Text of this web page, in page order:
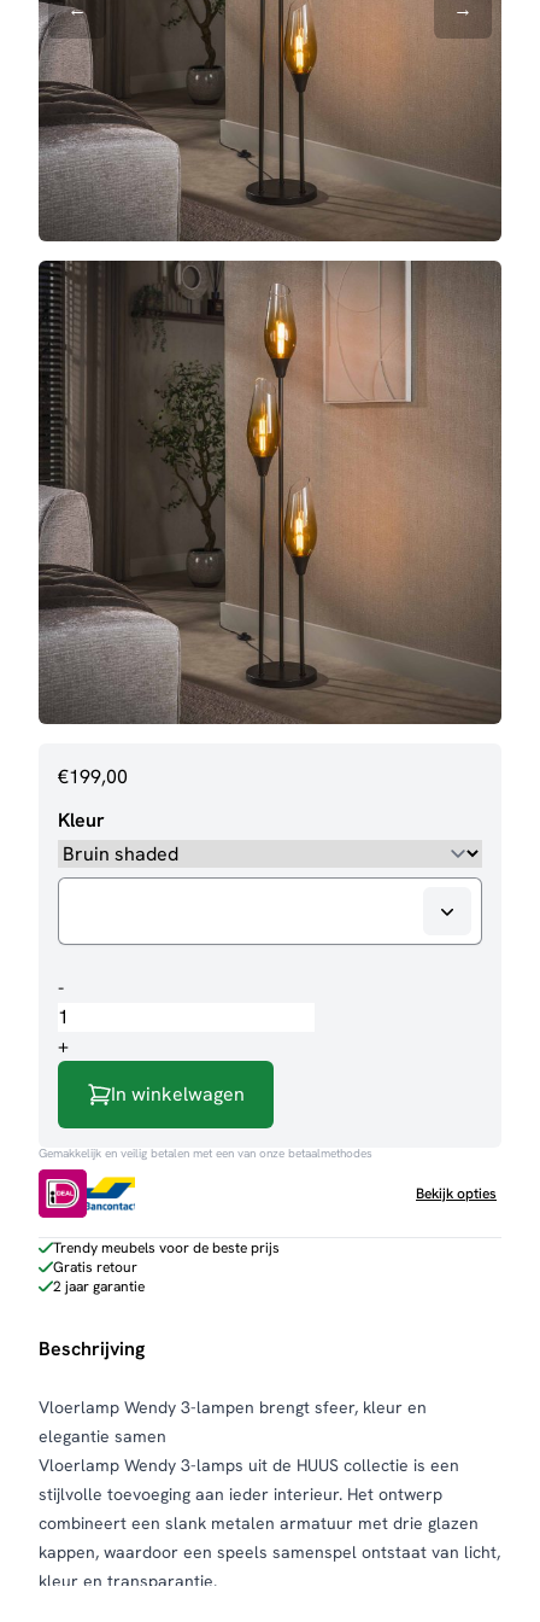
€199,00
Kleur
-Vloerlamp
Wendy
3
aantal
+
In winkelwagen
Gemakkelijk en veilig betalen met een van onze betaalmethodes
Bekijk opties
Trendy meubels voor de beste prijs
Gratis retour
2 jaar garantie
Beschrijving
Vloerlamp Wendy 3-lampen brengt sfeer, kleur en
elegantie samen
Vloerlamp Wendy 3-lamps uit de HUUS collectie is een
stijlvolle toevoeging aan ieder interieur. Het ontwerp
combineert een slank metalen armatuur met drie glazen
kappen, waardoor een speels samenspel ontstaat van licht,
kleur en transparantie.